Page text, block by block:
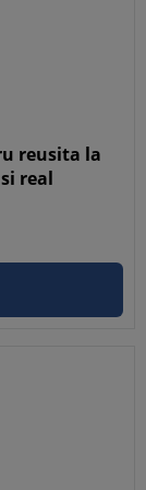
reusita la
real